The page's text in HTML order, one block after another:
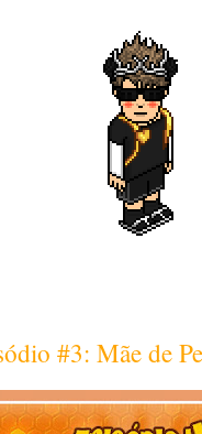
#3: Mãe de